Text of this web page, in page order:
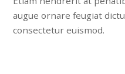
augue ornare feugiat
consectetur euismod.